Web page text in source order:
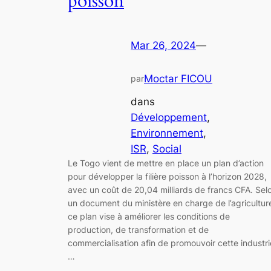
Mar 26, 2024—
parMoctar FICOU
dans
Développement
Environnement
ISR, Social
Le Togo vient de mettre en place un plan d’action
pour développer la filière poisson à l’horizon 2028,
avec un coût de 20,04 milliards de francs CFA.
un document du ministère en charge de
ce plan vise à améliorer les conditions de
production, de transformation et de
commercialisation afin de promouvoir cette
…